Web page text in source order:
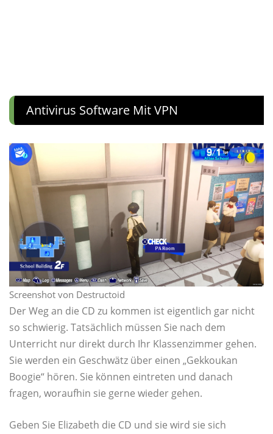
Antivirus Software Mit VPN
Screenshot von Destructoid
Der Weg an die CD zu kommen ist eigentlich gar nicht
so schwierig. Tatsächlich müssen Sie nach dem
Unterricht nur direkt durch Ihr Klassenzimmer gehen.
Sie werden ein Geschwätz über einen „Gekkoukan
Boogie“ hören. Sie können eintreten und danach
fragen, woraufhin sie gerne wieder gehen.
Geben Sie Elizabeth die CD und sie wird sie sich